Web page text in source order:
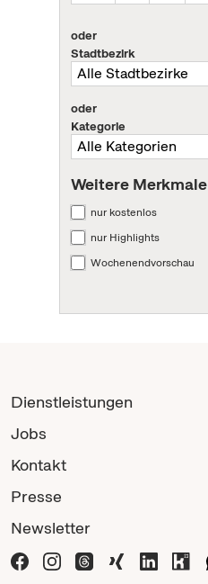
oder
Stadtbezirk
oder
Kategorie
Weitere Merkmale
nur kostenlos
nur Highlights
Wochenendvorschau
Dienstleistungen
Jobs
Kontakt
Presse
Newsletter